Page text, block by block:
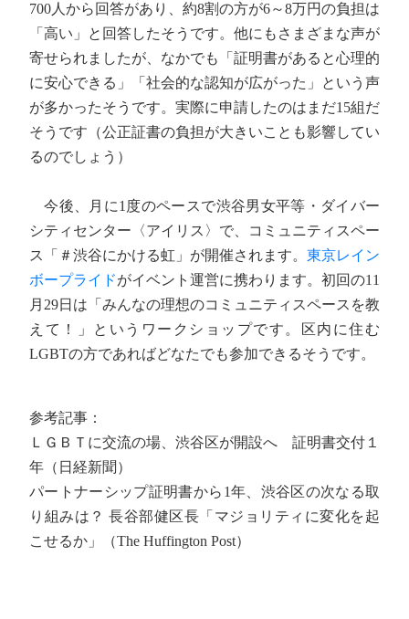
700人から回答があり、約8割の方が6～8万円の負担は
「高い」と回答したそうです。他にもさまざまな声が
寄せられましたが、なかでも「証明書があると心理的
に安心できる」「社会的な認知が広がった」という声
が多かったそうです。実際に申請したのはまだ15組だ
そうです（公正証書の負担が大きいことも影響してい
るのでしょう）
今後、月に1度のペースで渋谷男女平等・ダイバー
シティセンター〈アイリス〉で、コミュニティスペー
ス「＃渋谷にかける虹」が開催されます。 東京レイン
ボープライドがイベント運営に携わります。初回の11
月29日は「みんなの理想のコミュニティスペースを教
えて！」というワークショップです。区内に住む
LGBTの方であればどなたでも参加できるそうです。
参考記事：
ＬＧＢＴに交流の場、渋谷区が開設へ 証明書交付１
年（日経新聞）
パートナーシップ証明書から1年、渋谷区の次なる取
り組みは？ 長谷部健区長「マジョリティに変化を起
こせるか」（The Huffington Post）